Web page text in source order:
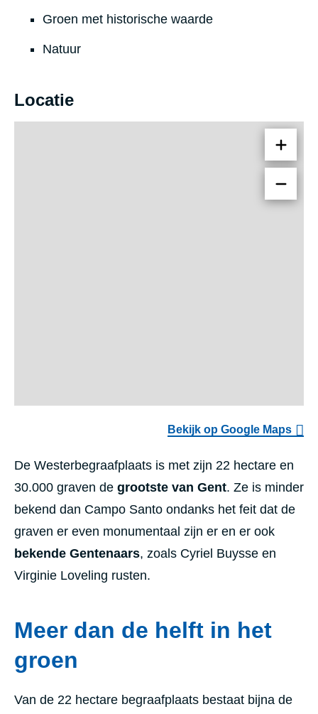
Groen met historische waarde
Natuur
Locatie
Bekijk op Google Maps
De Westerbegraafplaats is met zijn 22 hectare en
30.000 graven de grootste van Gent. Ze is minder
bekend dan Campo Santo ondanks het feit dat de
graven er even monumentaal zijn er en er ook
bekende Gentenaars, zoals Cyriel Buysse en
Virginie Loveling rusten.
Meer dan de helft in het
groen
Van de 22 hectare begraafplaats bestaat bijna de